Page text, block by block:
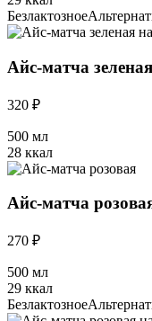
Безлактозное
Айс-матча
320 ₽
500 мл
28 ккал
Айс-матча
270 ₽
500 мл
29 ккал
Безлактозное